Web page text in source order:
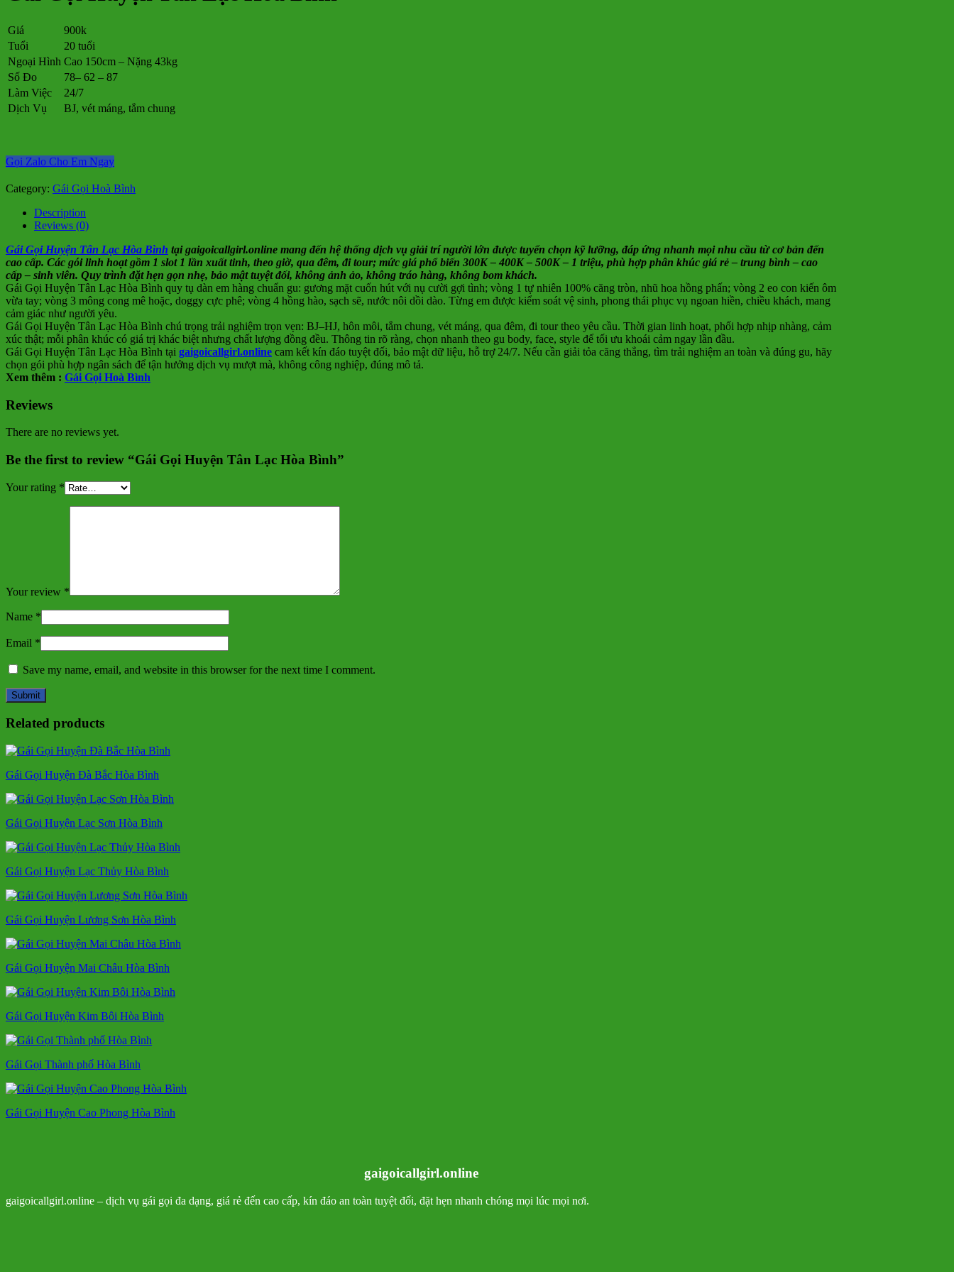
Giá
900k
Tuổi
20 tuổi
Ngoại Hình Cao 150cm – Nặng 43kg
Số Đo
78– 62 – 87
Làm Việc
24/7
Dịch Vụ
BJ, vét máng, tắm chung
Gọi Zalo Cho Em Ngay
Category: Gái Gọi Hoà Bình
Description
Reviews (0)
Gái Gọi Huyện Tân Lạc Hòa Bình tại gaigoicallgirl.online mang đến hệ thống dịch vụ giải trí người lớn được tuyển chọn kỹ lưỡng, đáp ứng nhanh mọi nhu cầu từ cơ bản đến
cao cấp. Các gói linh hoạt gồm 1 slot 1 lần xuất tinh, theo giờ, qua đêm, đi tour; mức giá phổ biến 300K – 400K – 500K – 1 triệu, phù hợp phân khúc giá rẻ – trung bình – cao
cấp – sinh viên. Quy trình đặt hẹn gọn nhẹ, bảo mật tuyệt đối, không ảnh ảo, không tráo hàng, không bom khách.
Gái Gọi Huyện Tân Lạc Hòa Bình quy tụ dàn em hàng chuẩn gu: gương mặt cuốn hút với nụ cười gợi tình; vòng 1 tự nhiên 100% căng tròn, nhũ hoa hồng phấn; vòng 2 eo con kiến ôm
vừa tay; vòng 3 mông cong mê hoặc, doggy cực phê; vòng 4 hồng hào, sạch sẽ, nước nôi dồi dào. Từng em được kiểm soát vệ sinh, phong thái phục vụ ngoan hiền, chiều khách, mang
cảm giác như người yêu.
Gái Gọi Huyện Tân Lạc Hòa Bình chú trọng trải nghiệm trọn vẹn: BJ–HJ, hôn môi, tắm chung, vét máng, qua đêm, đi tour theo yêu cầu. Thời gian linh hoạt, phối hợp nhịp nhàng, cảm
xúc thật; mỗi phân khúc có giá trị khác biệt nhưng chất lượng đồng đều. Thông tin rõ ràng, chọn nhanh theo gu body, face, style để tối ưu khoái cảm ngay lần đầu.
Gái Gọi Huyện Tân Lạc Hòa Bình tại gaigoicallgirl.online cam kết kín đáo tuyệt đối, bảo mật dữ liệu, hỗ trợ 24/7. Nếu cần giải tỏa căng thẳng, tìm trải nghiệm an toàn và đúng gu, hãy
chọn gói phù hợp ngân sách để tận hưởng dịch vụ mượt mà, không công nghiệp, đúng mô tả.
Xem thêm : Gái Gọi Hoà Bình
Reviews
There are no reviews yet.
Be the first to review “Gái Gọi Huyện Tân Lạc Hòa Bình”
Your rating *
Your review *
Name *
Email *
Save my name, email, and website in this browser for the next time I comment.
Related products
Gái Gọi Huyện Đà Bắc Hòa Bình
Gái Gọi Huyện Lạc Sơn Hòa Bình
Gái Gọi Huyện Lạc Thủy Hòa Bình
Gái Gọi Huyện Lương Sơn Hòa Bình
Gái Gọi Huyện Mai Châu Hòa Bình
Gái Gọi Huyện Kim Bôi Hòa Bình
Gái Gọi Thành phố Hòa Bình
Gái Gọi Huyện Cao Phong Hòa Bình
gaigoicallgirl.online
gaigoicallgirl.online – dịch vụ gái gọi đa dạng, giá rẻ đến cao cấp, kín đáo an toàn tuyệt đối, đặt hẹn nhanh chóng mọi lúc mọi nơi.